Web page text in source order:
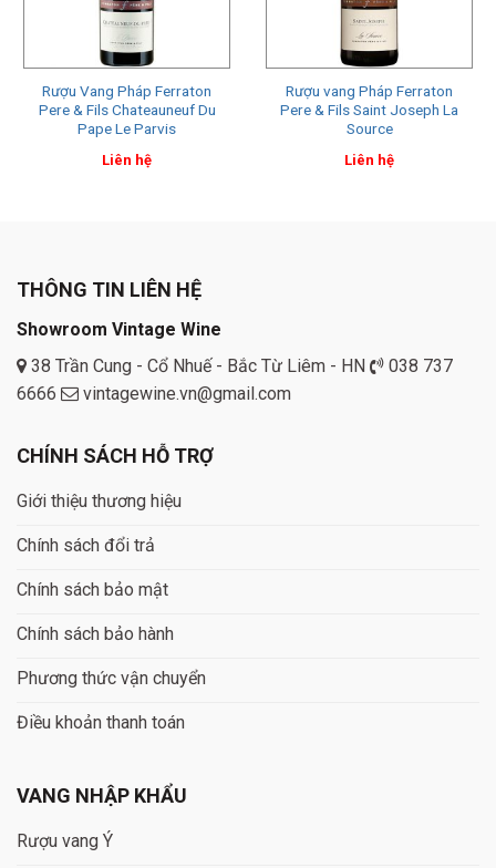
Rượu Vang Pháp Ferraton
Pere & Fils Chateauneuf Du
Pape Le Parvis
Liên hệ
Rượu vang Pháp Ferraton
Pere & Fils Saint Joseph La
Source
Liên hệ
THÔNG TIN LIÊN HỆ
Showroom Vintage Wine
38 Trần Cung - Cổ Nhuế - Bắc Từ Liêm - HN
038 737
6666
vintagewine.vn@gmail.com
CHÍNH SÁCH HỖ TRỢ
Giới thiệu thương hiệu
Chính sách đổi trả
Chính sách bảo mật
Chính sách bảo hành
Phương thức vận chuyển
Điều khoản thanh toán
VANG NHẬP KHẨU
Rượu vang Ý